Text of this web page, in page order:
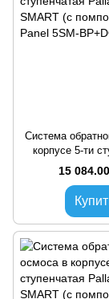
Система
корпусе 5-ти
Pallas Enjoy
помпой)+
15